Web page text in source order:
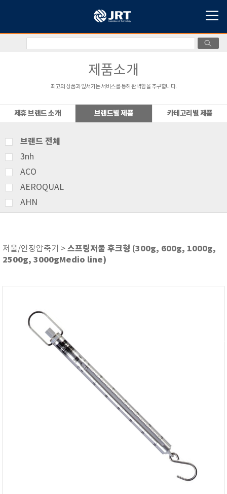
제품소개
최고의 상품과 앞서가는 서비스를 통해 완벽함을 추구합니다.
제휴 브랜드 소개 브랜드별 제품 카테고리별 제품
브랜드 전체
3nh
ACO
AEROQUAL
AHN
ATAGO
AZ INSTRUMENT
BROOKFIELD
CIRRUS Research
DA METER®
Delta-OHM
저울/인장압축기 > 스프링저울 후크형 (300g, 600g, 1000g,
2500g, 3000gMedio line)